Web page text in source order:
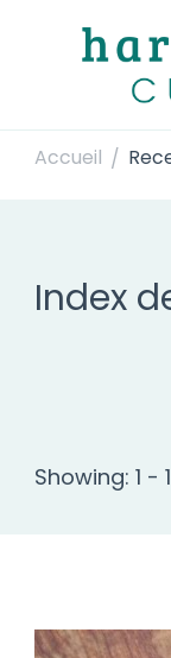
Accueil /
Index
Showing: 1 -